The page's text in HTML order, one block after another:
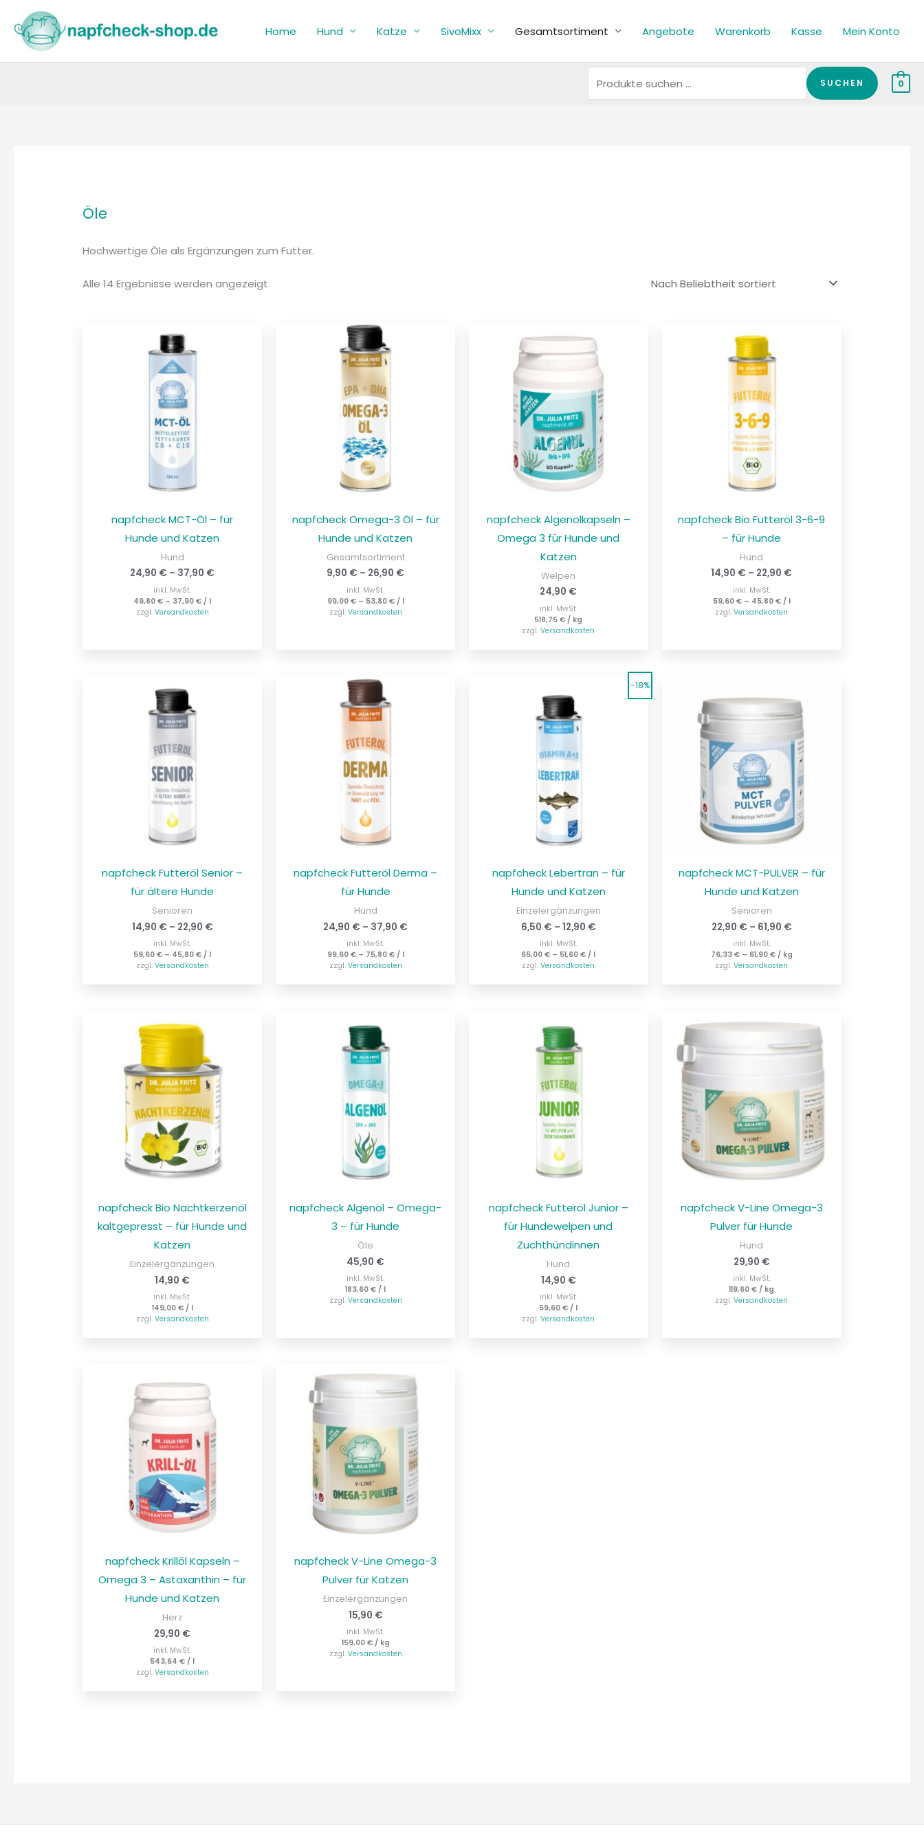
Inhalt
springen
Home Hund Katze SivoMixx Gesamtsortiment Angebote Warenkorb Kasse Mein Konto
nach:
SUCHEN 0
Öle
Hochwertige Öle als Ergänzungen zum Futter.
Alle 14 Ergebnisse werden angezeigt
napfcheck MCT-Öl – für
Hunde und Katzen
Hund
24,90 € – 37,90 €
inkl. MwSt.
49,80€ – 37,90€ / l
zzgl. Versandkosten
napfcheck Omega-3 Öl – für
Hunde und Katzen
Gesamtsortiment
9,90 € – 26,90 €
inkl. MwSt.
99,00 €– 53,80 €/ l
zzgl. Versandkosten
napfcheck Algenölkapseln –
Omega 3 für Hunde und
Katzen
Welpen
24,90 €
inkl. MwSt.
518,75€ / kg
zzgl.Versandkosten
napfcheck Bio Futteröl 3-6-9
– für Hunde
Hund
14,90 € – 22,90 €
inkl. MwSt.
59,60 €– 45,80 €/ l
zzgl.Versandkosten
napfcheck Futteröl Senior –
für ältere Hunde
Senioren
14,90 € – 22,90 €
inkl. MwSt.
59,60€ – 45,80€ / l
zzgl. Versandkosten
napfcheck Futteröl Derma –
für Hunde
Hund
24,90 € – 37,90 €
inkl. MwSt.
99,60 €– 75,80 €/ l
zzgl. Versandkosten
-18%
napfcheck Lebertran – für
Hunde und Katzen
Einzelergänzungen
6,50 € – 12,90 €
inkl. MwSt.
65,00€ – 51,60€ / l
zzgl.Versandkosten
napfcheck MCT-PULVER – für
Hunde und Katzen
Senioren
22,90 € – 61,90 €
inkl. MwSt.
76,33 €– 61,90 €/ kg
zzgl.Versandkosten
napfcheck Bio Nachtkerzenöl
kaltgepresst – für Hunde und
Katzen
Einzelergänzungen
14,90 €
inkl. MwSt.
149,00 €/ l
zzgl. Versandkosten
napfcheck Algenöl – Omega-
3 – für Hunde
Öle
45,90 €
inkl. MwSt.
183,60 € / l
zzgl. Versandkosten
napfcheck Futteröl Junior –
für Hundewelpen und
Zuchthündinnen
Hund
14,90 €
inkl. MwSt.
59,60€ / l
zzgl.Versandkosten
napfcheck V-Line Omega-3
Pulver für Hunde
Hund
29,90 €
inkl. MwSt.
119,60€ / kg
zzgl.Versandkosten
napfcheck Krillöl Kapseln –
Omega 3 – Astaxanthin – für
Hunde und Katzen
Herz
29,90 €
inkl. MwSt.
543,64€ / l
zzgl. Versandkosten
napfcheck V-Line Omega-3
Pulver für Katzen
Einzelergänzungen
15,90 €
inkl. MwSt.
159,00 €/ kg
zzgl. Versandkosten